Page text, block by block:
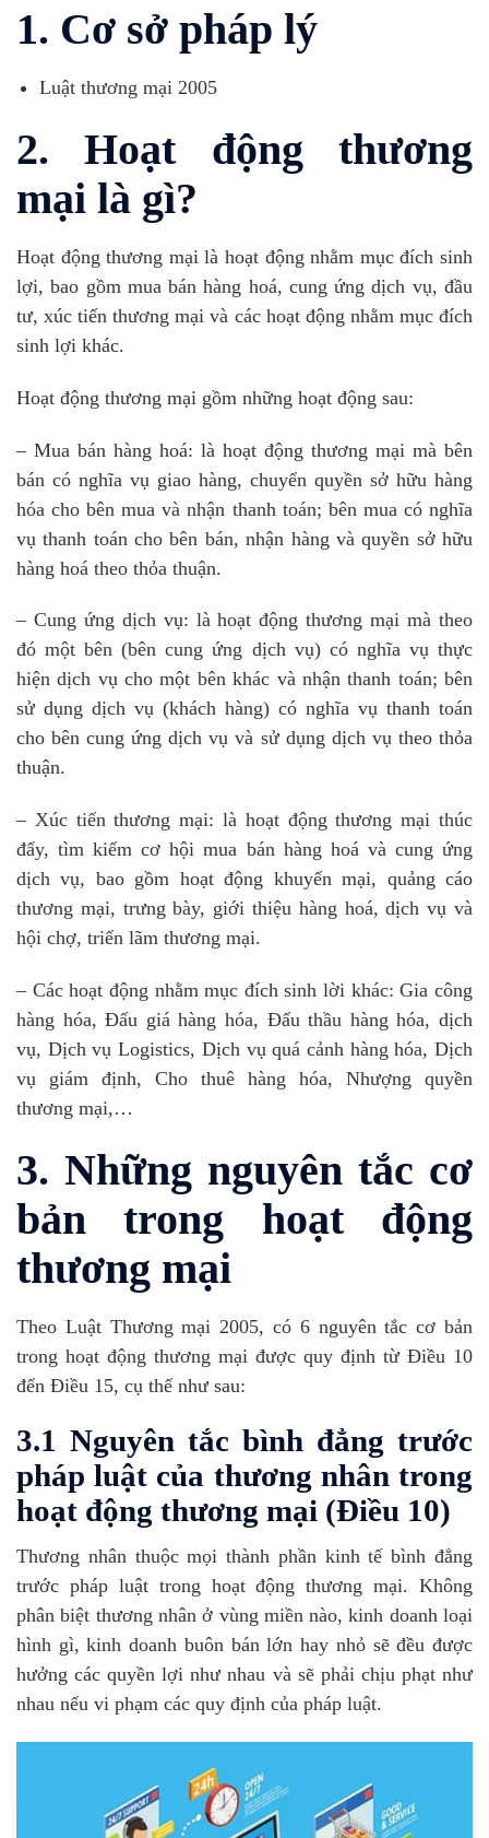
1. Cơ sở pháp lý
Luật thương mại 2005
2. Hoạt động thương
mại là gì?
Hoạt động thương mại là hoạt động nhằm mục đích sinh
lợi, bao gồm mua bán hàng hoá, cung ứng dịch vụ, đầu
tư, xúc tiến thương mại và các hoạt động nhằm mục đích
sinh lợi khác.
Hoạt động thương mại gồm những hoạt động sau:
– Mua bán hàng hoá: là hoạt động thương mại mà bên
bán có nghĩa vụ giao hàng, chuyển quyền sở hữu hàng
hóa cho bên mua và nhận thanh toán; bên mua có nghĩa
vụ thanh toán cho bên bán, nhận hàng và quyền sở hữu
hàng hoá theo thỏa thuận.
– Cung ứng dịch vụ: là hoạt động thương mại mà theo
đó một bên (bên cung ứng dịch vụ) có nghĩa vụ thực
hiện dịch vụ cho một bên khác và nhận thanh toán; bên
sử dụng dịch vụ (khách hàng) có nghĩa vụ thanh toán
cho bên cung ứng dịch vụ và sử dụng dịch vụ theo thỏa
thuận.
– Xúc tiến thương mại: là hoạt động thương mại thúc
đẩy, tìm kiếm cơ hội mua bán hàng hoá và cung ứng
dịch vụ, bao gồm hoạt động khuyến mại, quảng cáo
thương mại, trưng bày, giới thiệu hàng hoá, dịch vụ và
hội chợ, triển lãm thương mại.
– Các hoạt động nhằm mục đích sinh lời khác: Gia công
hàng hóa, Đấu giá hàng hóa, Đấu thầu hàng hóa, dịch
vụ, Dịch vụ Logistics, Dịch vụ quá cảnh hàng hóa, Dịch
vụ giám định, Cho thuê hàng hóa, Nhượng quyền
thương mại,…
3. Những nguyên tắc cơ
bản trong hoạt động
thương mại
Theo Luật Thương mại 2005, có 6 nguyên tắc cơ bản
trong hoạt động thương mại được quy định từ Điều 10
đến Điều 15, cụ thể như sau:
3.1 Nguyên tắc bình đẳng trước
pháp luật của thương nhân trong
hoạt động thương mại (Điều 10)
Thương nhân thuộc mọi thành phần kinh tế bình đẳng
trước pháp luật trong hoạt động thương mại. Không
phân biệt thương nhân ở vùng miền nào, kinh doanh loại
hình gì, kinh doanh buôn bán lớn hay nhỏ sẽ đều được
hưởng các quyền lợi như nhau và sẽ phải chịu phạt như
nhau nếu vi phạm các quy định của pháp luật.